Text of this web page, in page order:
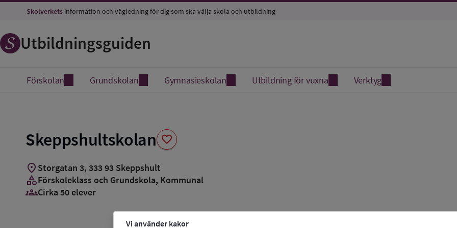
Vi använder kakor
Skolverkets information och vägledning för dig som ska välja skola och utbildning
Utbildningsguiden
Förskolan Grundskolan Gymnasieskolan Utbildning för vuxna Verktyg
Skeppshultskolan favorite
Spara
location_on Storgatan 3, 33393 Skeppshult
categoryFörskoleklass och Grundskola, Kommunal
groups_3Cirka 50 elever